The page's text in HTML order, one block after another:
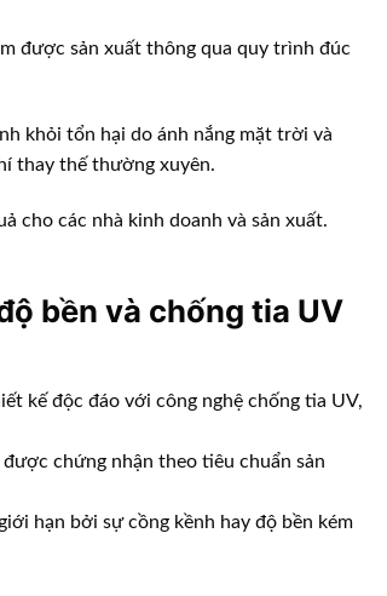
được sản xuất thông qua quy trình đúc
khỏi tổn hại do ánh nắng mặt trời và
thay thế thường xuyên.
cho các nhà kinh doanh và sản xuất.
bền và chống tia UV
kế độc đáo với công nghệ chống tia UV,
chứng nhận theo tiêu chuẩn sản
hạn bởi sự cồng kềnh hay độ bền kém